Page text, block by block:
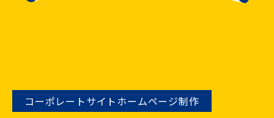
コーポレートサイトホームページ制作